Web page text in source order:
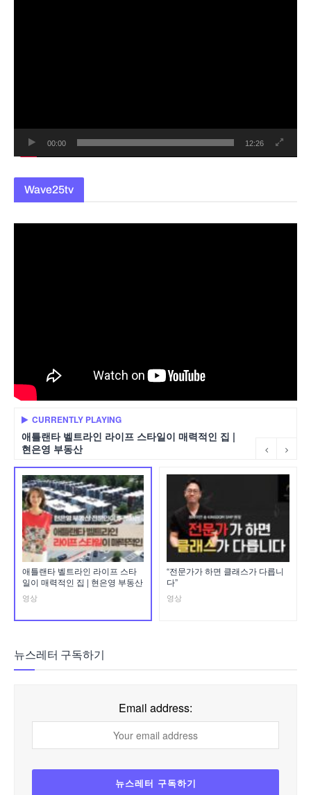
00:00 12:26
Wave25tv
CURRENTLY PLAYING
애틀랜타 벨트라인 라이프 스타일이 매력적인 집 |
현은영 부동산
애틀랜타 벨트라인 라이프 스타
일이 매력적인 집 | 현은영 부동산
영상
“전문가가 하면 클래스가 다릅니
다”
영상
뉴스레터 구독하기
Email address: